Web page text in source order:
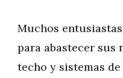
Muchos
para abastecer sus
techo y sistemas